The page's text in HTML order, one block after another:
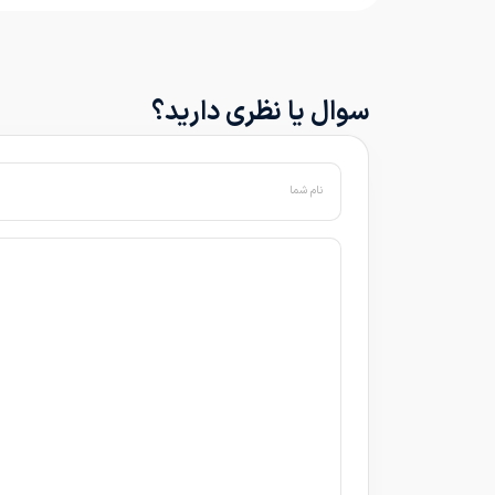
سوال یا نظری دارید؟
نام شما